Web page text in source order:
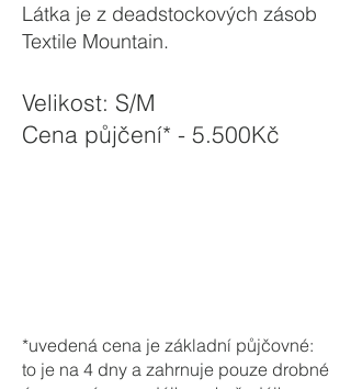
Látka je z deadstockových zásob
Textile Mountain.
Velikost: S/M
Cena půjčení* - 5.500Kč
*uvedená cena je základní půjčovné:
to je na 4 dny a zahrnuje pouze drobné